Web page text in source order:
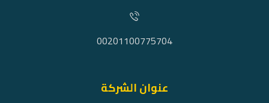
00201100775704
عنوان الشركة